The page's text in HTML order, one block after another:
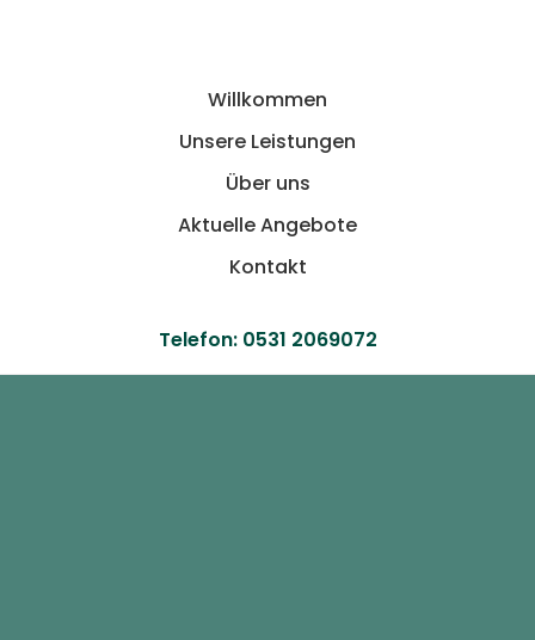
Willkommen
Unsere Leistungen
Über uns
Aktuelle Angebote
Kontakt
Telefon: 0531 2069072